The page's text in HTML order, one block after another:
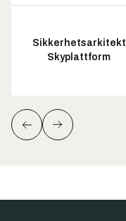
Sikkerhetsarkitekt
Skyplattform